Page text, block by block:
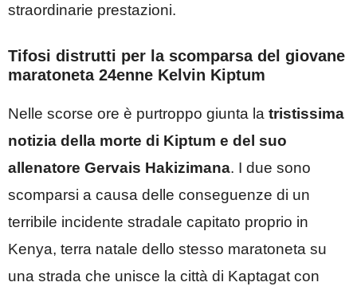
straordinarie prestazioni.
Tifosi distrutti per la scomparsa del giovane
maratoneta 24enne Kelvin Kiptum
Nelle scorse ore è purtroppo giunta la tristissima
notizia della morte di Kiptum e del suo
allenatore Gervais Hakizimana. I due sono
scomparsi a causa delle conseguenze di un
terribile incidente stradale capitato proprio in
Kenya, terra natale dello stesso maratoneta su
una strada che unisce la città di Kaptagat con